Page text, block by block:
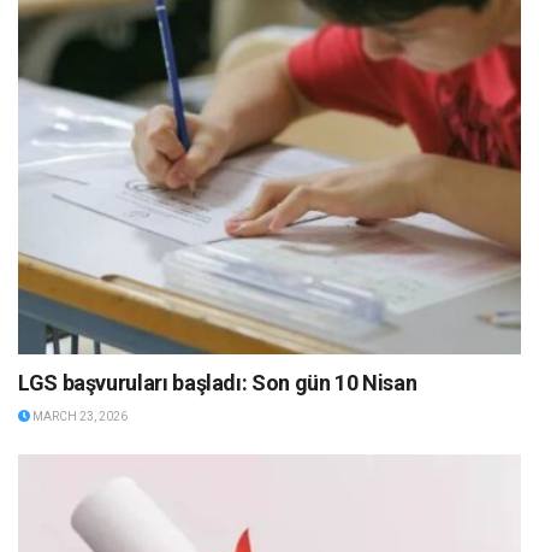
LGS başvuruları başladı: Son gün 10 Nisan
MARCH 23, 2026